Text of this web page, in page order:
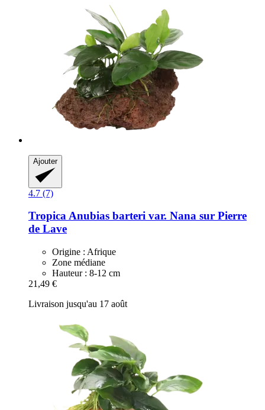
Ajouter
4.7 (7)
TropicaAnubias barteri var. Nana sur Pierre
de Lave
Origine : Afrique
Zone médiane
Hauteur : 8-12 cm
21,49 €
Livraison jusqu'au 17 août